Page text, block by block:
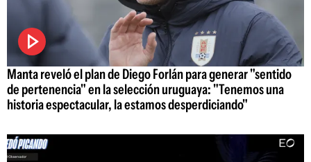
Manta reveló el plan de Diego Forlán para generar "sentido
de pertenencia" en la selección uruguaya: "Tenemos una
historia espectacular, la estamos desperdiciando"